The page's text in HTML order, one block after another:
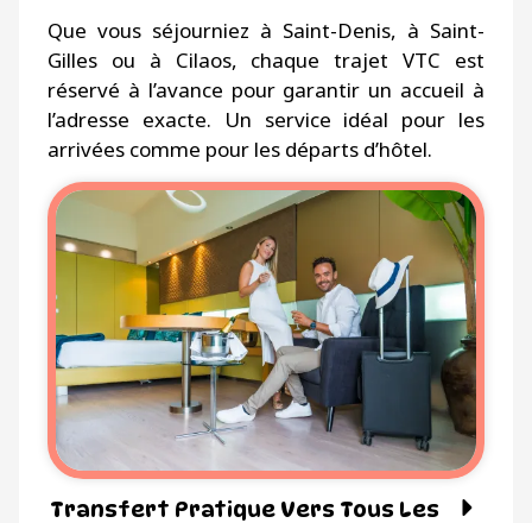
Que vous séjourniez à Saint-Denis, à Saint-
Gilles ou à Cilaos, chaque trajet VTC est
réservé à l’avance pour garantir un accueil à
l’adresse exacte. Un service idéal pour les
arrivées comme pour les départs d’hôtel.
Transfert Pratique Vers Tous Les